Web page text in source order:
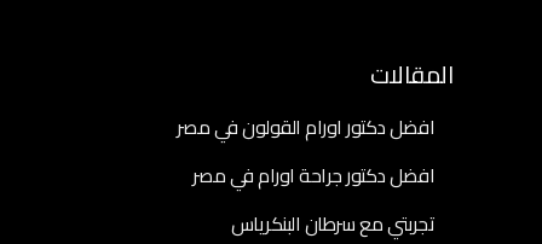
المقالات
افضل دكتور اورام القولون في مصر
افضل دكتور جراحة اورام في مصر
تجربتي مع سرطان البنكرياس